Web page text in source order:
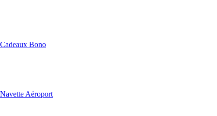
Cadeaux Bono
Navette Aéroport